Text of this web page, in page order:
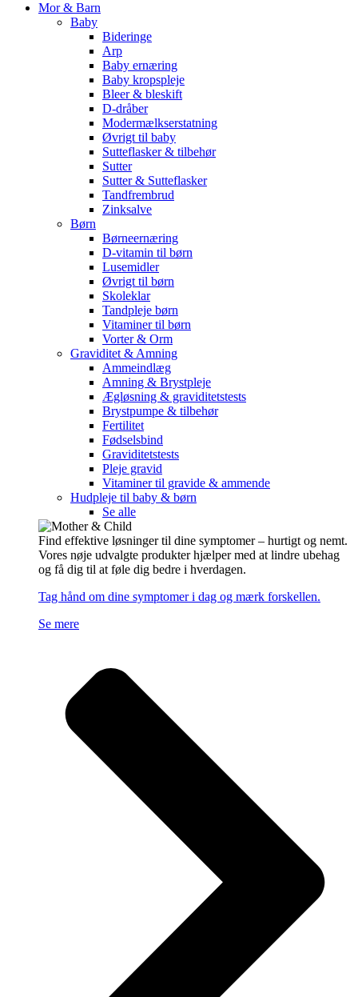
Mor & Barn
Baby
Bideringe
Arp
Baby ernæring
Baby kropspleje
Bleer & bleskift
D-dråber
Modermælkserstatning
Øvrigt til baby
Sutteflasker & tilbehør
Sutter
Sutter & Sutteflasker
Tandfrembrud
Zinksalve
Børn
Børneernæring
D-vitamin til børn
Lusemidler
Øvrigt til børn
Skoleklar
Tandpleje børn
Vitaminer til børn
Vorter & Orm
Graviditet & Amning
Ammeindlæg
Amning & Brystpleje
Ægløsning & graviditetstests
Brystpumpe & tilbehør
Fertilitet
Fødselsbind
Graviditetstests
Pleje gravid
Vitaminer til gravide & ammende
Hudpleje til baby & børn
Se alle
Find effektive løsninger til dine symptomer – hurtigt og nemt.
Vores nøje udvalgte produkter hjælper med at lindre ubehag
og få dig til at føle dig bedre i hverdagen.
Tag hånd om dine symptomer i dag og mærk forskellen.
Se mere